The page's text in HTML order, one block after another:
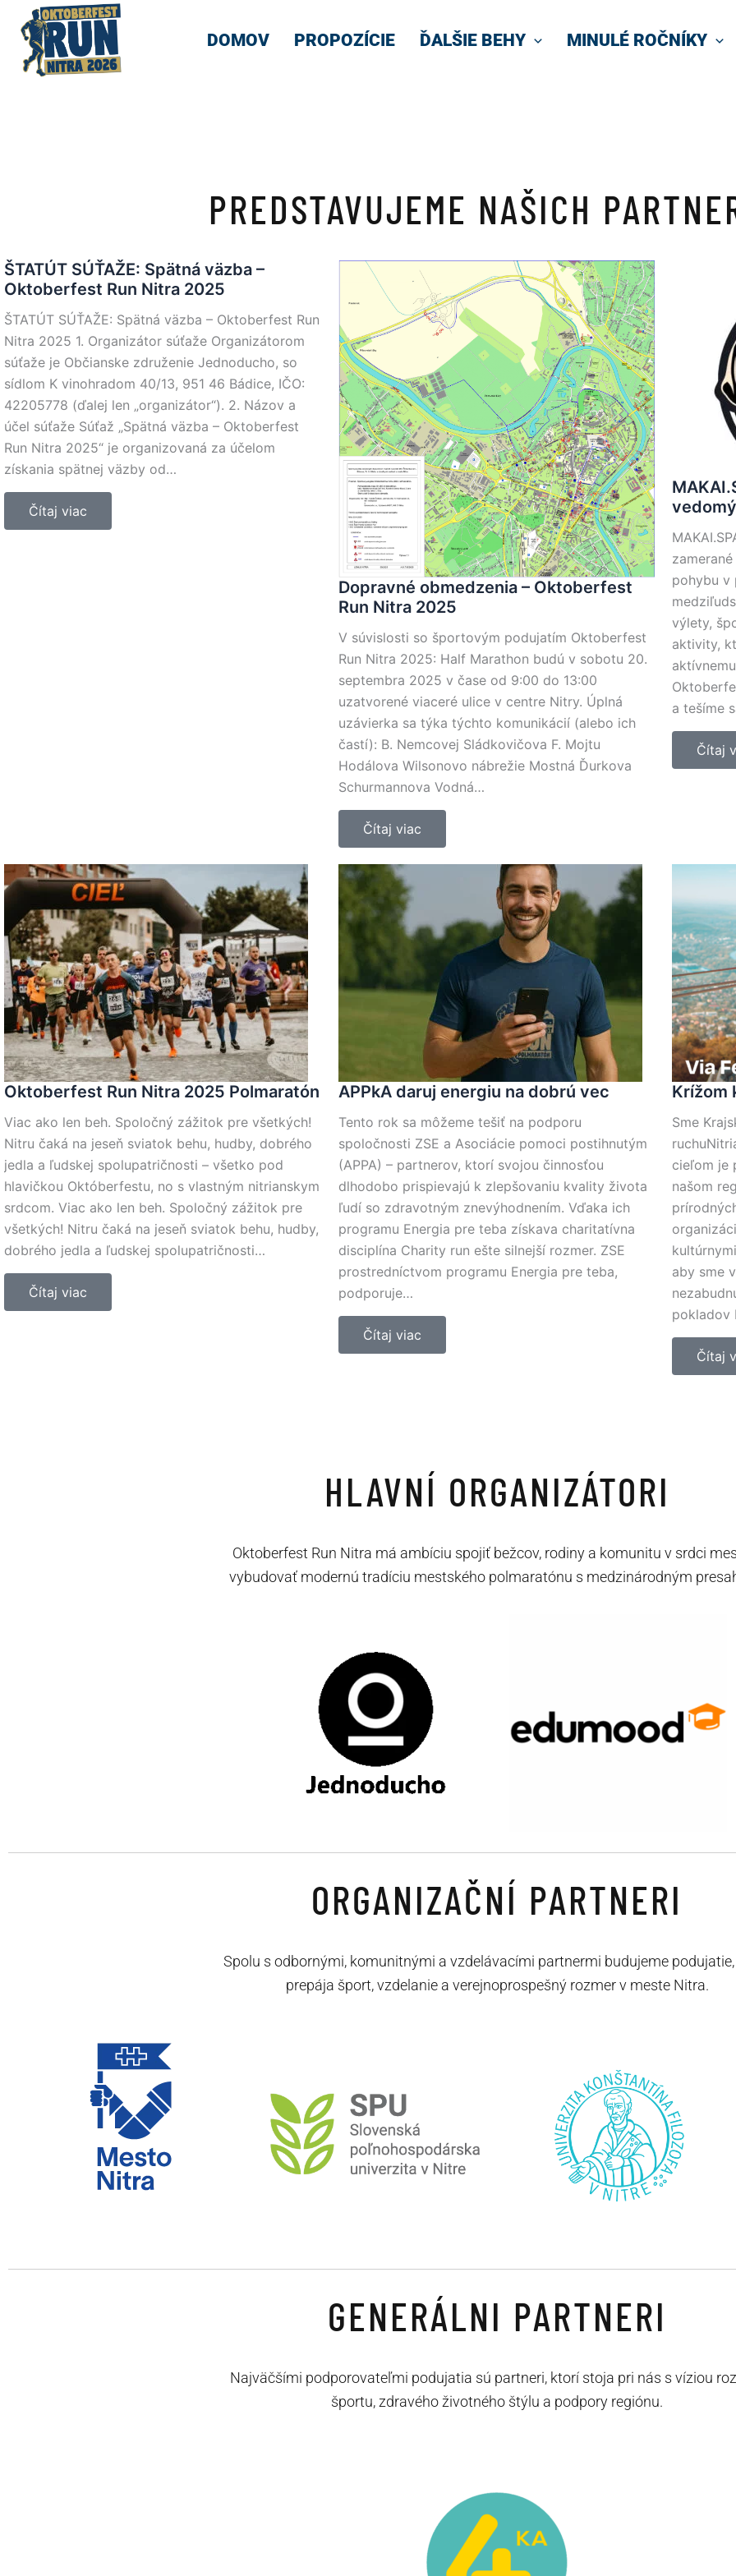
DOMOV PROPOZÍCIE ĎALŠIE BEHY MINULÉ ROČNÍKY
PREDSTAVUJEME NAŠICH
ŠTATÚT SÚŤAŽE: Spätná väzba –
Oktoberfest Run Nitra 2025
ŠTATÚT SÚŤAŽE: Spätná väzba – Oktoberfest Run
Nitra 2025 1. Organizátor súťaže Organizátorom
súťaže je Občianske združenie Jednoducho, so
sídlom K vinohradom 40/13, 951 46 Bádice, IČO:
42205778 (ďalej len „organizátor“). 2. Názov a
účel súťaže Súťaž „Spätná väzba – Oktoberfest
Run Nitra 2025“ je organizovaná za účelom
získania spätnej väzby od…
Čítaj viac
Dopravné obmedzenia – Oktoberfest
Run Nitra 2025
V súvislosti so športovým podujatím Oktoberfest
Run Nitra 2025: Half Marathon budú v sobotu 20.
septembra 2025 v čase od 9:00 do 13:00
uzatvorené viaceré ulice v centre Nitry. Úplná
uzávierka sa týka týchto komunikácií (alebo ich
častí): B. Nemcovej Sládkovičova F. Mojtu
Hodálova Wilsonovo nábrežie Mostná Ďurkova
Schurmannova Vodná…
Čítaj viac
pohybu v
výlety,
aktivity,
a tešíme
Čítaj
Oktoberfest Run Nitra 2025 Polmaratón
Viac ako len beh. Spoločný zážitok pre všetkých!
Nitru čaká na jeseň sviatok behu, hudby, dobrého
jedla a ľudskej spolupatričnosti – všetko pod
hlavičkou Októberfestu, no s vlastným nitrianskym
srdcom. Viac ako len beh. Spoločný zážitok pre
všetkých! Nitru čaká na jeseň sviatok behu, hudby,
dobrého jedla a ľudskej spolupatričnosti…
Čítaj viac
APPkA daruj energiu na dobrú vec
Tento rok sa môžeme tešiť na podporu
spoločnosti ZSE a Asociácie pomoci postihnutým
(APPA) – partnerov, ktorí svojou činnosťou
dlhodobo prispievajú k zlepšovaniu kvality života
ľudí so zdravotným znevýhodnením. Vďaka ich
programu Energia pre teba získava charitatívna
disciplína Charity run ešte silnejší rozmer. ZSE
prostredníctvom programu Energia pre teba,
podporuje…
Čítaj viac
Krížom
Sme
cieľom je
našom
aby sme
pokladov
Čítaj
HLAVNÍ ORGANIZÁTORI
Oktoberfest Run Nitra má ambíciu spojiť bežcov, rodiny a komunitu v srdci
vybudovať modernú tradíciu mestského polmaratónu s medzinárodným
ORGANIZAČNÍ PARTNERI
Spolu s odbornými, komunitnými a vzdelávacími partnermi budujeme
prepája šport, vzdelanie a verejnoprospešný rozmer v meste Nitra.
GENERÁLNI PARTNERI
Najväčšími podporovateľmi podujatia sú partneri, ktorí stoja pri nás s víziou
športu, zdravého životného štýlu a podpory regiónu.